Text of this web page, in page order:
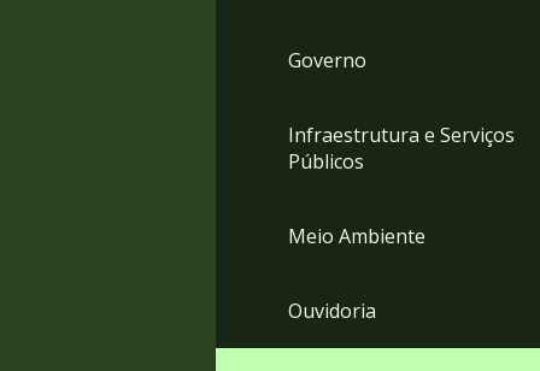
Governo
Infraestrutura e Serviços
Públicos
Meio Ambiente
Ouvidoria